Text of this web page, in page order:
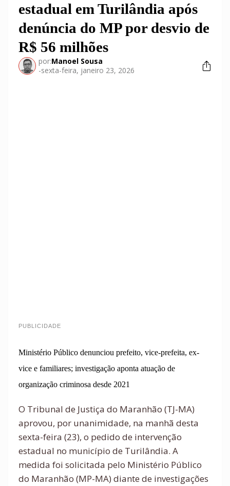
estadual em Turilândia após
denúncia do MP por desvio de
R$ 56 milhões
por:Manoel Sousa
-sexta-feira, janeiro 23, 2026
PUBLICIDADE
Ministério Público denunciou prefeito, vice-prefeita, ex-
vice e familiares; investigação aponta atuação de
organização criminosa desde 2021
O Tribunal de Justiça do Maranhão (TJ-MA)
aprovou, por unanimidade, na manhã desta
sexta-feira (23), o pedido de intervenção
estadual no município de Turilândia. A
medida foi solicitada pelo Ministério Público
do Maranhão (MP-MA) diante de investigações